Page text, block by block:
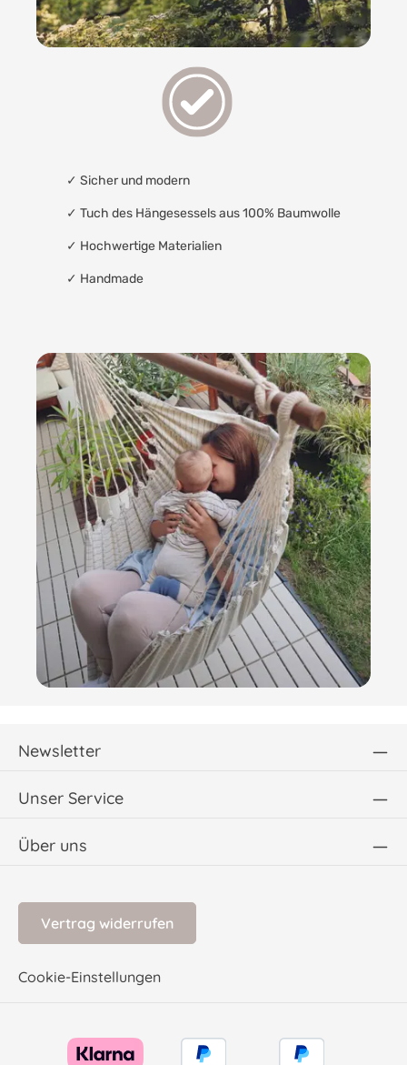
✓ Sicher und modern
✓ Tuch des Hängesessels aus 100% Baumwolle
✓ Hochwertige Materialien
✓ Handmade
Newsletter
Unser Service
Über uns
Vertrag widerrufen
Cookie-Einstellungen